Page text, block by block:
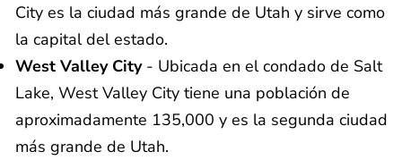
City es la ciudad más grande de Utah y sirve como
la capital del estado.
West Valley City- Ubicada en el condado de Salt
Lake, West Valley City tiene una población de
aproximadamente 135,000 y es la segunda ciudad
más grande de Utah.